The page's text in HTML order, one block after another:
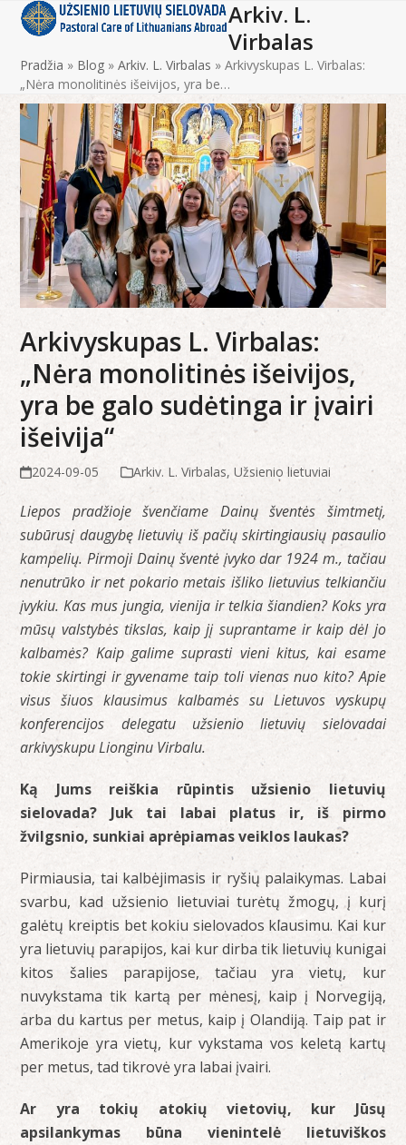
SkipOpen
mobile
menu
Close
mobile
menu
Arkiv. L.
Virbalas
Pradžia » Blog »Arkiv. L. Virbalas »Arkivyskupas L. Virbalas:
„Nėra monolitinės išeivijos, yra be…
Arkivyskupas L. Virbalas:
„Nėra monolitinės išeivijos,
yra be galo sudėtinga ir įvairi
išeivija“
2024-09-05 Arkiv. L. Virbalas, Užsienio lietuviai
Liepos pradžioje švenčiame Dainų šventės šimtmetį,
subūrusį daugybę lietuvių iš pačių skirtingiausių pasaulio
kampelių. Pirmoji Dainų šventė įvyko dar 1924 m., tačiau
nenutrūko ir net pokario metais išliko lietuvius telkiančiu
įvykiu. Kas mus jungia, vienija ir telkia šiandien? Koks yra
mūsų valstybės tikslas, kaip jį suprantame ir kaip dėl jo
kalbamės? Kaip galime suprasti vieni kitus, kai esame
tokie skirtingi ir gyvename taip toli vienas nuo kito? Apie
visus šiuos klausimus kalbamės su Lietuvos vyskupų
konferencijos delegatu užsienio lietuvių sielovadai
arkivyskupu Lionginu Virbalu.
Ką Jums reiškia rūpintis užsienio lietuvių
sielovada? Juk tai labai platus ir, iš pirmo
žvilgsnio, sunkiai aprėpiamas veiklos laukas?
Pirmiausia, tai kalbėjimasis ir ryšių palaikymas. Labai
svarbu, kad užsienio lietuviai turėtų žmogų, į kurį
galėtų kreiptis bet kokiu sielovados klausimu. Kai kur
yra lietuvių parapijos, kai kur dirba tik lietuvių kunigai
kitos šalies parapijose, tačiau yra vietų, kur
nuvykstama tik kartą per mėnesį, kaip į Norvegiją,
arba du kartus per metus, kaip į Olandiją. Taip pat ir
Amerikoje yra vietų, kur vykstama vos keletą kartų
per metus, tad tikrovė yra labai įvairi.
Ar yra tokių atokių vietovių, kur Jūsų
apsilankymas būna vienintelė lietuviškos